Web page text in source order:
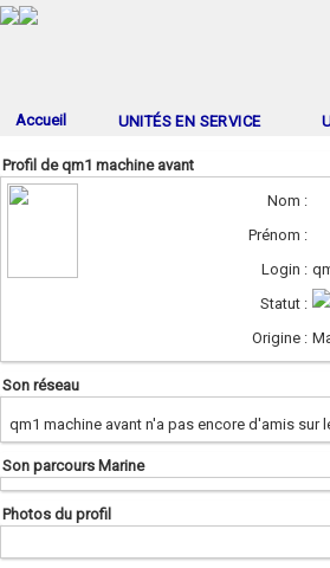
Accueil UNITÉS EN SERVICE
Profil de qm1 machine avant
Nom :
Prénom :
Login :
Statut :
Origine :
Son réseau
qm1 machine avant n'a pas encore d'amis sur
Son parcours Marine
Photos du profil